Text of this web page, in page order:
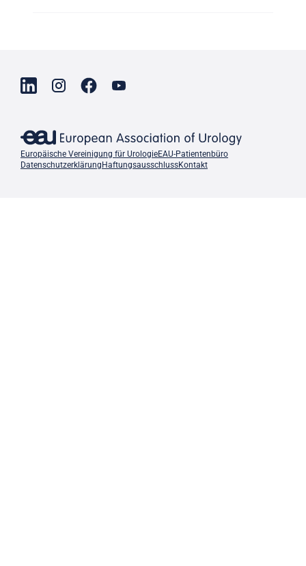
Europäische Vereinigung für UrologieEAU-Patientenbüro
Datenschutzerklärung HaftungsausschlussKontakt